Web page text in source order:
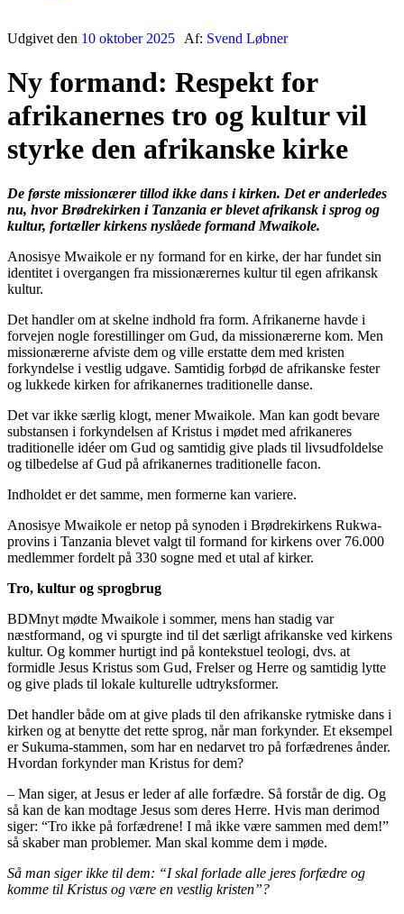
Udgivet den 10 oktober 2025 Af: Svend Løbner
Ny formand: Respekt for
afrikanernes tro og kultur vil
styrke den afrikanske kirke
De første missionærer tillod ikke dans i kirken. Det er anderledes
nu, hvor Brødrekirken i Tanzania er blevet afrikansk i sprog og
kultur, fortæller kirkens nyslåede formand Mwaikole.
Anosisye Mwaikole er ny formand for en kirke, der har fundet sin
identitet i overgangen fra missionærernes kultur til egen afrikansk
kultur.
Det handler om at skelne indhold fra form. Afrikanerne havde i
forvejen nogle forestillinger om Gud, da missionærerne kom. Men
missionærerne afviste dem og ville erstatte dem med kristen
forkyndelse i vestlig udgave. Samtidig forbød de afrikanske fester
og lukkede kirken for afrikanernes traditionelle danse.
Det var ikke særlig klogt, mener Mwaikole. Man kan godt bevare
substansen i forkyndelsen af Kristus i mødet med afrikaneres
traditionelle idéer om Gud og samtidig give plads til livsudfoldelse
og tilbedelse af Gud på afrikanernes traditionelle facon.
Indholdet er det samme, men formerne kan variere.
Anosisye Mwaikole er netop på synoden i Brødrekirkens Rukwa-
provins i Tanzania blevet valgt til formand for kirkens over 76.000
medlemmer fordelt på 330 sogne med et utal af kirker.
Tro, kultur og sprogbrug
BDMnyt mødte Mwaikole i sommer, mens han stadig var
næstformand, og vi spurgte ind til det særligt afrikanske ved kirkens
kultur. Og kommer hurtigt ind på kontekstuel teologi, dvs. at
formidle Jesus Kristus som Gud, Frelser og Herre og samtidig lytte
og give plads til lokale kulturelle udtryksformer.
Det handler både om at give plads til den afrikanske rytmiske dans i
kirken og at benytte det rette sprog, når man forkynder. Et eksempel
er Sukuma-stammen, som har en nedarvet tro på forfædrenes ånder.
Hvordan forkynder man Kristus for dem?
– Man siger, at Jesus er leder af alle forfædre. Så forstår de dig. Og
så kan de kan modtage Jesus som deres Herre. Hvis man derimod
siger: “Tro ikke på forfædrene! I må ikke være sammen med dem!”
så skaber man problemer. Man skal komme dem i møde.
Så man siger ikke til dem: “I skal forlade alle jeres forfædre og
komme til Kristus og være en vestlig kristen”?